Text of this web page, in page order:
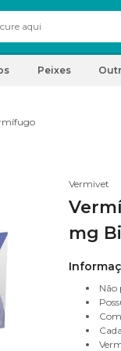
Peixes
Vermivet
mg
Não